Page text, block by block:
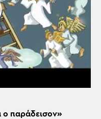
ο παράδεισον»